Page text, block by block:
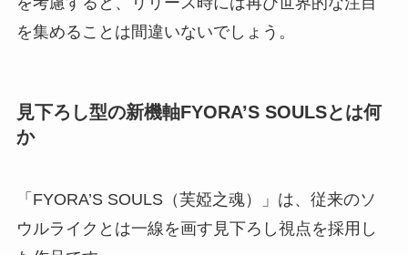
を集めることは間違いないでしょう。
見下ろし型の新機軸FYORA’S SOULSとは何
か
「FYORA’S SOULS（芙婭之魂）」は、従来のソ
ウルライクとは一線を画す見下ろし視点を採用し